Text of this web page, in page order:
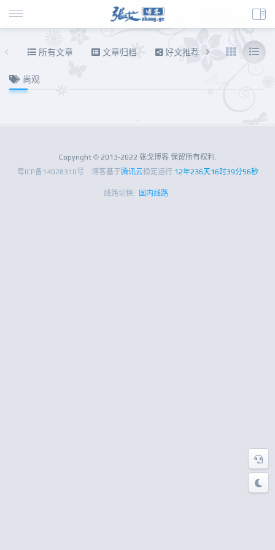
所有文章 文章归档 好文推荐 东拉西扯
尚观
Copyright © 2013-2022 张戈博客 保留所有权利.
粤ICP备14028310号
博客基于腾讯云稳定运行 12年236天16时39分57秒
线路切换: 国内线路